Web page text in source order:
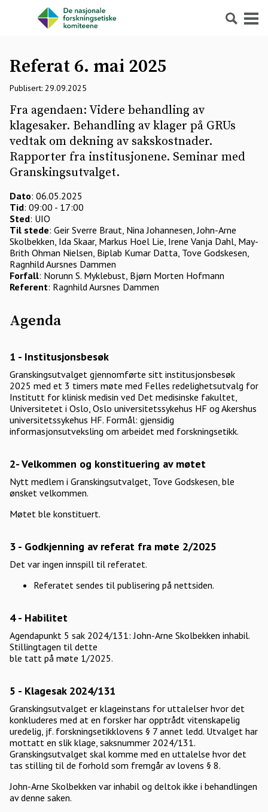
Søk Meny
Referat 6. mai 2025
Publisert: 29.09.2025
Fra agendaen: Videre behandling av
klagesaker. Behandling av klager på GRUs
vedtak om dekning av sakskostnader.
Rapporter fra institusjonene. Seminar med
Granskingsutvalget.
Dato: 06.05.2025
Tid: 09:00 - 17:00
Sted: UIO
Til stede: Geir Sverre Braut, Nina Johannesen, John-Arne
Skolbekken, Ida Skaar, Markus Hoel Lie, Irene Vanja Dahl, May-
Brith Ohman Nielsen, Biplab Kumar Datta, Tove Godskesen,
Ragnhild Aursnes Dammen
Forfall: Norunn S. Myklebust, Bjørn Morten Hofmann
Referent: Ragnhild Aursnes Dammen
Agenda
1 - Institusjonsbesøk
Granskingsutvalget gjennomførte sitt institusjonsbesøk
2025 med et 3 timers møte med Felles redelighetsutvalg for
Institutt for klinisk medisin ved Det medisinske fakultet,
Universitetet i Oslo, Oslo universitetssykehus HF og Akershus
universitetssykehus HF. Formål: gjensidig
informasjonsutveksling om arbeidet med forskningsetikk.
2- Velkommen og konstituering av møtet
Nytt medlem i Granskingsutvalget, Tove Godskesen, ble
ønsket velkommen.
Møtet ble konstituert.
3 - Godkjenning av referat fra møte 2/2025
Det var ingen innspill til referatet.
Referatet sendes til publisering på nettsiden.
4 - Habilitet
Agendapunkt 5 sak 2024/131: John-Arne Skolbekken inhabil.
Stillingtagen til dette
ble tatt på møte 1/2025.
5 - Klagesak 2024/131
Granskingsutvalget er klageinstans for uttalelser hvor det
konkluderes med at en forsker har opptrådt vitenskapelig
uredelig, jf. forskningsetikklovens § 7 annet ledd. Utvalget har
mottatt en slik klage, saksnummer 2024/131.
Granskingsutvalget skal komme med en uttalelse hvor det
tas stilling til de forhold som fremgår av lovens § 8.
John-Arne Skolbekken var inhabil og deltok ikke i behandlingen
av denne saken.